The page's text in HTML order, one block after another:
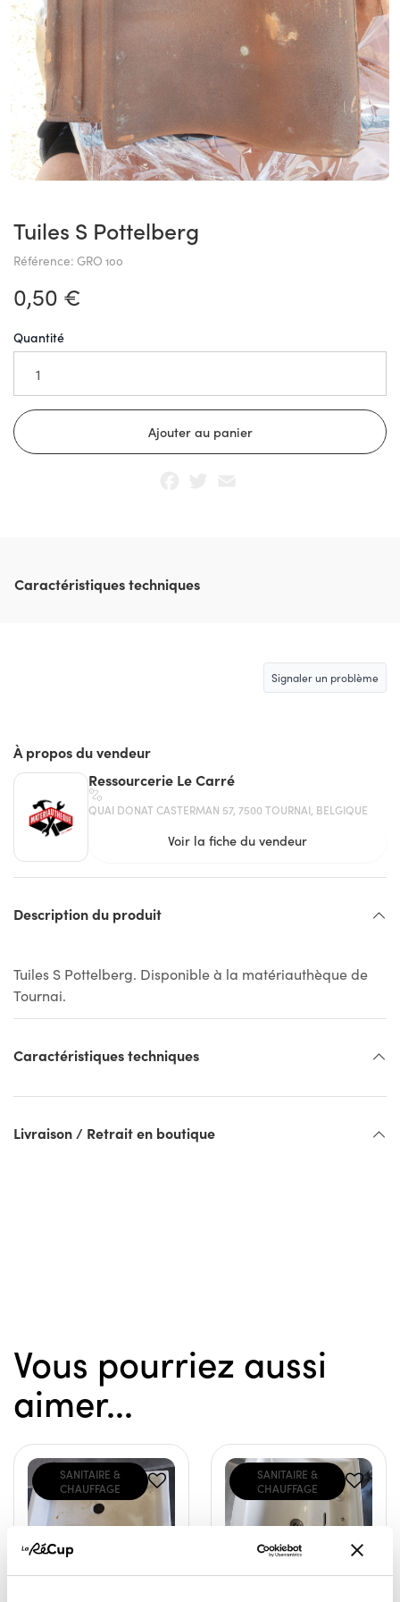
Tuiles S Pottelberg
Référence: GRO 100
0,50 €
Quantité
Caractéristiques techniques
Signaler un problème
À propos du vendeur
Ressourcerie Le Carré
QUAI DONAT CASTERMAN 57, 7500 TOURNAI, BELGIQUE
Voir la fiche du vendeur
Description du produit
Tuiles S Pottelberg. Disponible à la matériauthèque de
Tournai.
Caractéristiques techniques
Livraison / Retrait en boutique
Vous pourriez aussi
aimer...
SANITAIRE &
CHAUFFAGE
SANITAIRE &
CHAUFFAGE